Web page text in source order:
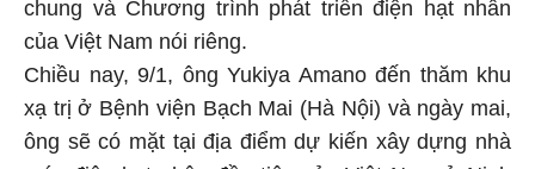
chung và Chương trình phát triển điện hạt nhân
của Việt Nam nói riêng.
Chiều nay, 9/1, ông Yukiya Amano đến thăm khu
xạ trị ở Bệnh viện Bạch Mai (Hà Nội) và ngày mai,
ông sẽ có mặt tại địa điểm dự kiến xây dựng nhà